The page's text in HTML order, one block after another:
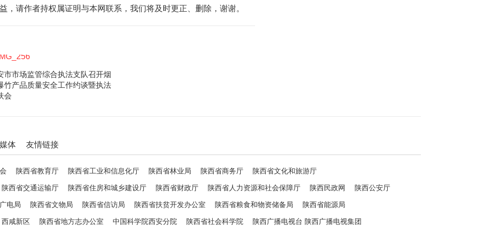
，请作者持权属证明与本网联系，我们将及时更正、删除，谢谢。
市市场监管综合执法支队召开烟
竹产品质量安全工作约谈暨执法
会
体 友情链接
陕西省教育厅 陕西省工业和信息化厅 陕西省林业局 陕西省商务厅 陕西省文化和旅游厅
陕西省交通运输厅 陕西省住房和城乡建设厅 陕西省财政厅 陕西省人力资源和社会保障厅 陕西民政网 陕西公安厅
电局 陕西省文物局 陕西省信访局 陕西省扶贫开发办公室 陕西省粮食和物资储备局 陕西省能源局
西咸新区 陕西省地方志办公室 中国科学院西安分院 陕西省社会科学院 陕西广播电视台 陕西广播电视集团